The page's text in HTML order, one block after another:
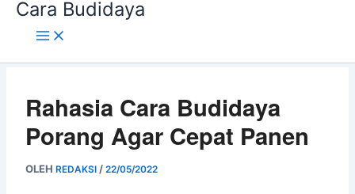
LewatiCara Budidaya
Rahasia Cara Budidaya
Porang Agar Cepat Panen
OLEHREDAKSI/22/05/2022